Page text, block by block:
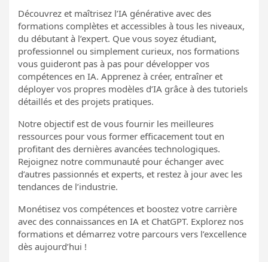
Découvrez et maîtrisez l’IA générative avec des
formations complètes et accessibles à tous les niveaux,
du débutant à l’expert. Que vous soyez étudiant,
professionnel ou simplement curieux, nos formations
vous guideront pas à pas pour développer vos
compétences en IA. Apprenez à créer, entraîner et
déployer vos propres modèles d’IA grâce à des tutoriels
détaillés et des projets pratiques.
Notre objectif est de vous fournir les meilleures
ressources pour vous former efficacement tout en
profitant des dernières avancées technologiques.
Rejoignez notre communauté pour échanger avec
d’autres passionnés et experts, et restez à jour avec les
tendances de l’industrie.
Monétisez vos compétences et boostez votre carrière
avec des connaissances en IA et ChatGPT. Explorez nos
formations et démarrez votre parcours vers l’excellence
dès aujourd’hui !